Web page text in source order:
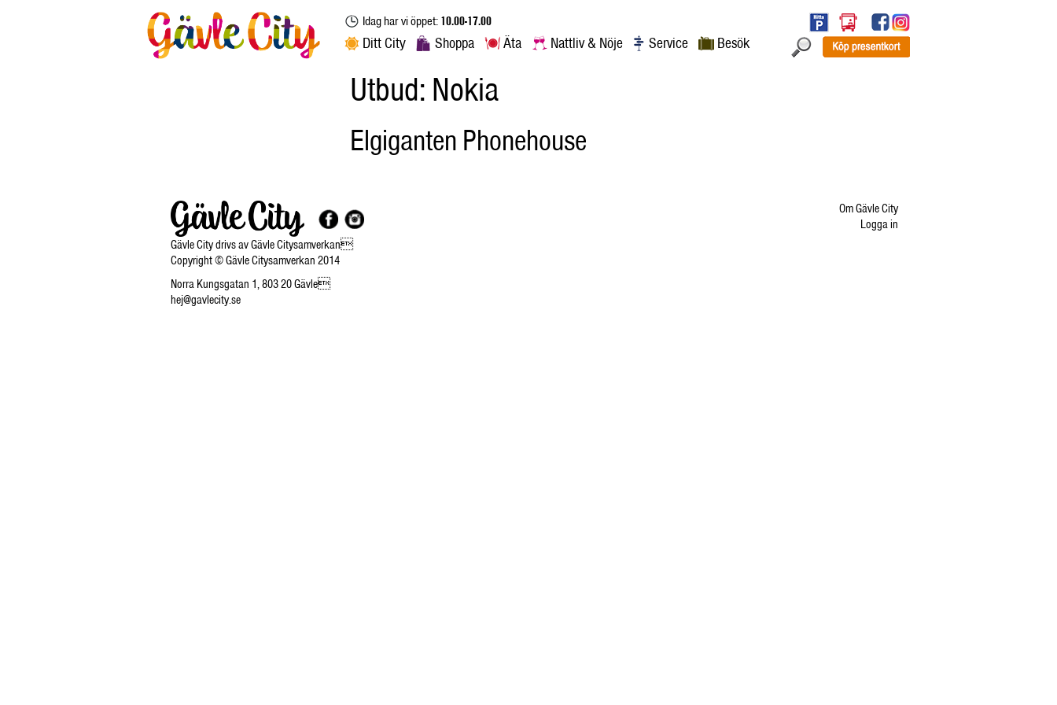
Idag har vi öppet:10.00-17.00
Ditt City Shoppa Äta Nattliv & Nöje Service Besök
Utbud: Nokia
Elgiganten Phonehouse
Gävle City drivs av Gävle Citysamverkan
Copyright © Gävle Citysamverkan 2014
Norra Kungsgatan 1, 803 20 Gävle
hej@gavlecity.se
Om Gävle City
Logga in